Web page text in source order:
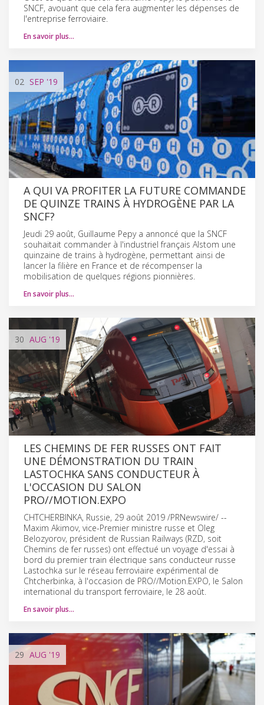
SNCF, avouant que cela fera augmenter les dépenses de
l'entreprise ferroviaire.
En savoir plus…
02 SEP '19
A QUI VA PROFITER LA FUTURE COMMANDE
DE QUINZE TRAINS À HYDROGÈNE PAR LA
SNCF?
Jeudi 29 août, Guillaume Pepy a annoncé que la SNCF
souhaitait commander à l'industriel français Alstom une
quinzaine de trains à hydrogène, permettant ainsi de
lancer la filière en France et de récompenser la
mobilisation de quelques régions pionnières.
En savoir plus…
30 AUG '19
LES CHEMINS DE FER RUSSES ONT FAIT
UNE DÉMONSTRATION DU TRAIN
LASTOCHKA SANS CONDUCTEUR À
L'OCCASION DU SALON
PRO//MOTION.EXPO
CHTCHERBINKA, Russie, 29 août 2019 /PRNewswire/ --
Maxim Akimov, vice-Premier ministre russe et Oleg
Belozyorov, président de Russian Railways (RZD, soit
Chemins de fer russes) ont effectué un voyage d'essai à
bord du premier train électrique sans conducteur russe
Lastochka sur le réseau ferroviaire expérimental de
Chtcherbinka, à l'occasion de PRO//Motion.EXPO, le Salon
international du transport ferroviaire, le 28 août.
En savoir plus…
29 AUG '19